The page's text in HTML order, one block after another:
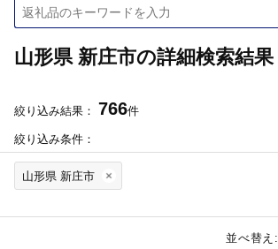
山形県 新庄市の詳細検索結果
絞り込み結果： 766件
絞り込み条件：
山形県 新庄市
並べ替え: